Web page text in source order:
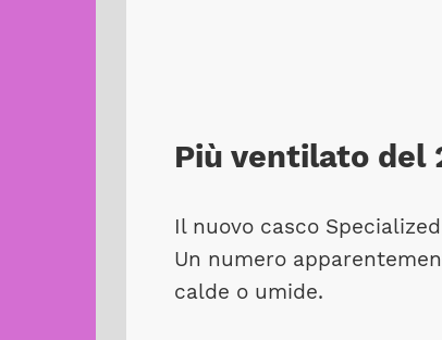
Più ventilato del
Il nuovo casco
Un numero
calde o umide.